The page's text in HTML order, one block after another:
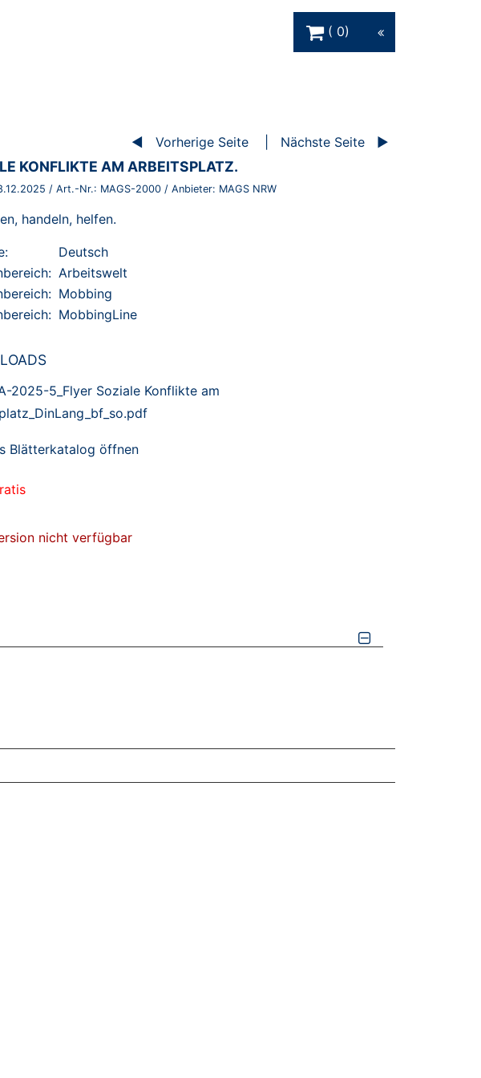
0
Vorherige Seite Nächste Seite
KONFLIKTE AM ARBEITSPLATZ.
/ Art.-Nr.: MAGS-2000 / Anbieter: MAGS NRW
handeln, helfen.
Deutsch
Arbeitswelt
Mobbing
MobbingLine
2025-5_Flyer Soziale Konflikte am
Blätterkatalog öffnen
nicht verfügbar